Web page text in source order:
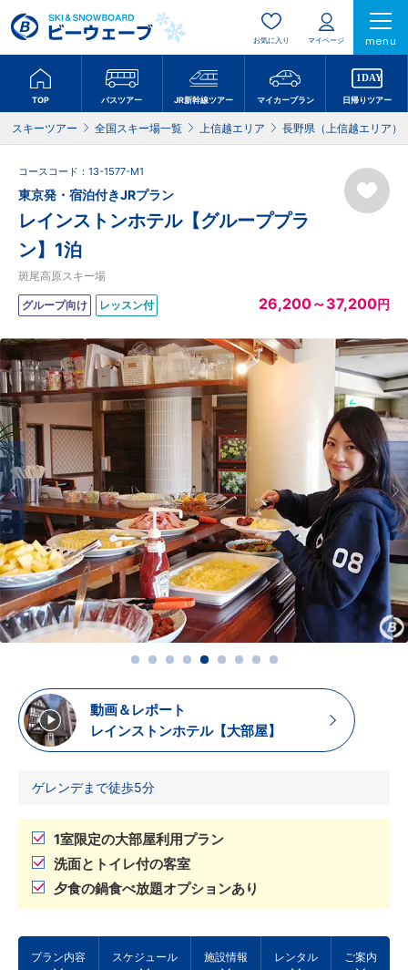
お気に入り マイページ menu
TOP バスツアー JR新幹線ツアー マイカープラン 日帰りツアー
スキーツアー 全国スキー場一覧 上信越エリア 長野県（上信越エリア）
コースコード：13-1577-M1
東京発・宿泊付きJRプラン
レインストンホテル【グループプラ
ン】1泊
斑尾高原スキー場
グループ向け レッスン付 26,200～37,200円
動画＆レポート
レインストンホテル【大部屋】
ゲレンデまで徒歩5分
1室限定の大部屋利用プラン
洗面とトイレ付の客室
夕食の鍋食べ放題オプションあり
プラン内容 スケジュール 施設情報 レンタル ご案内